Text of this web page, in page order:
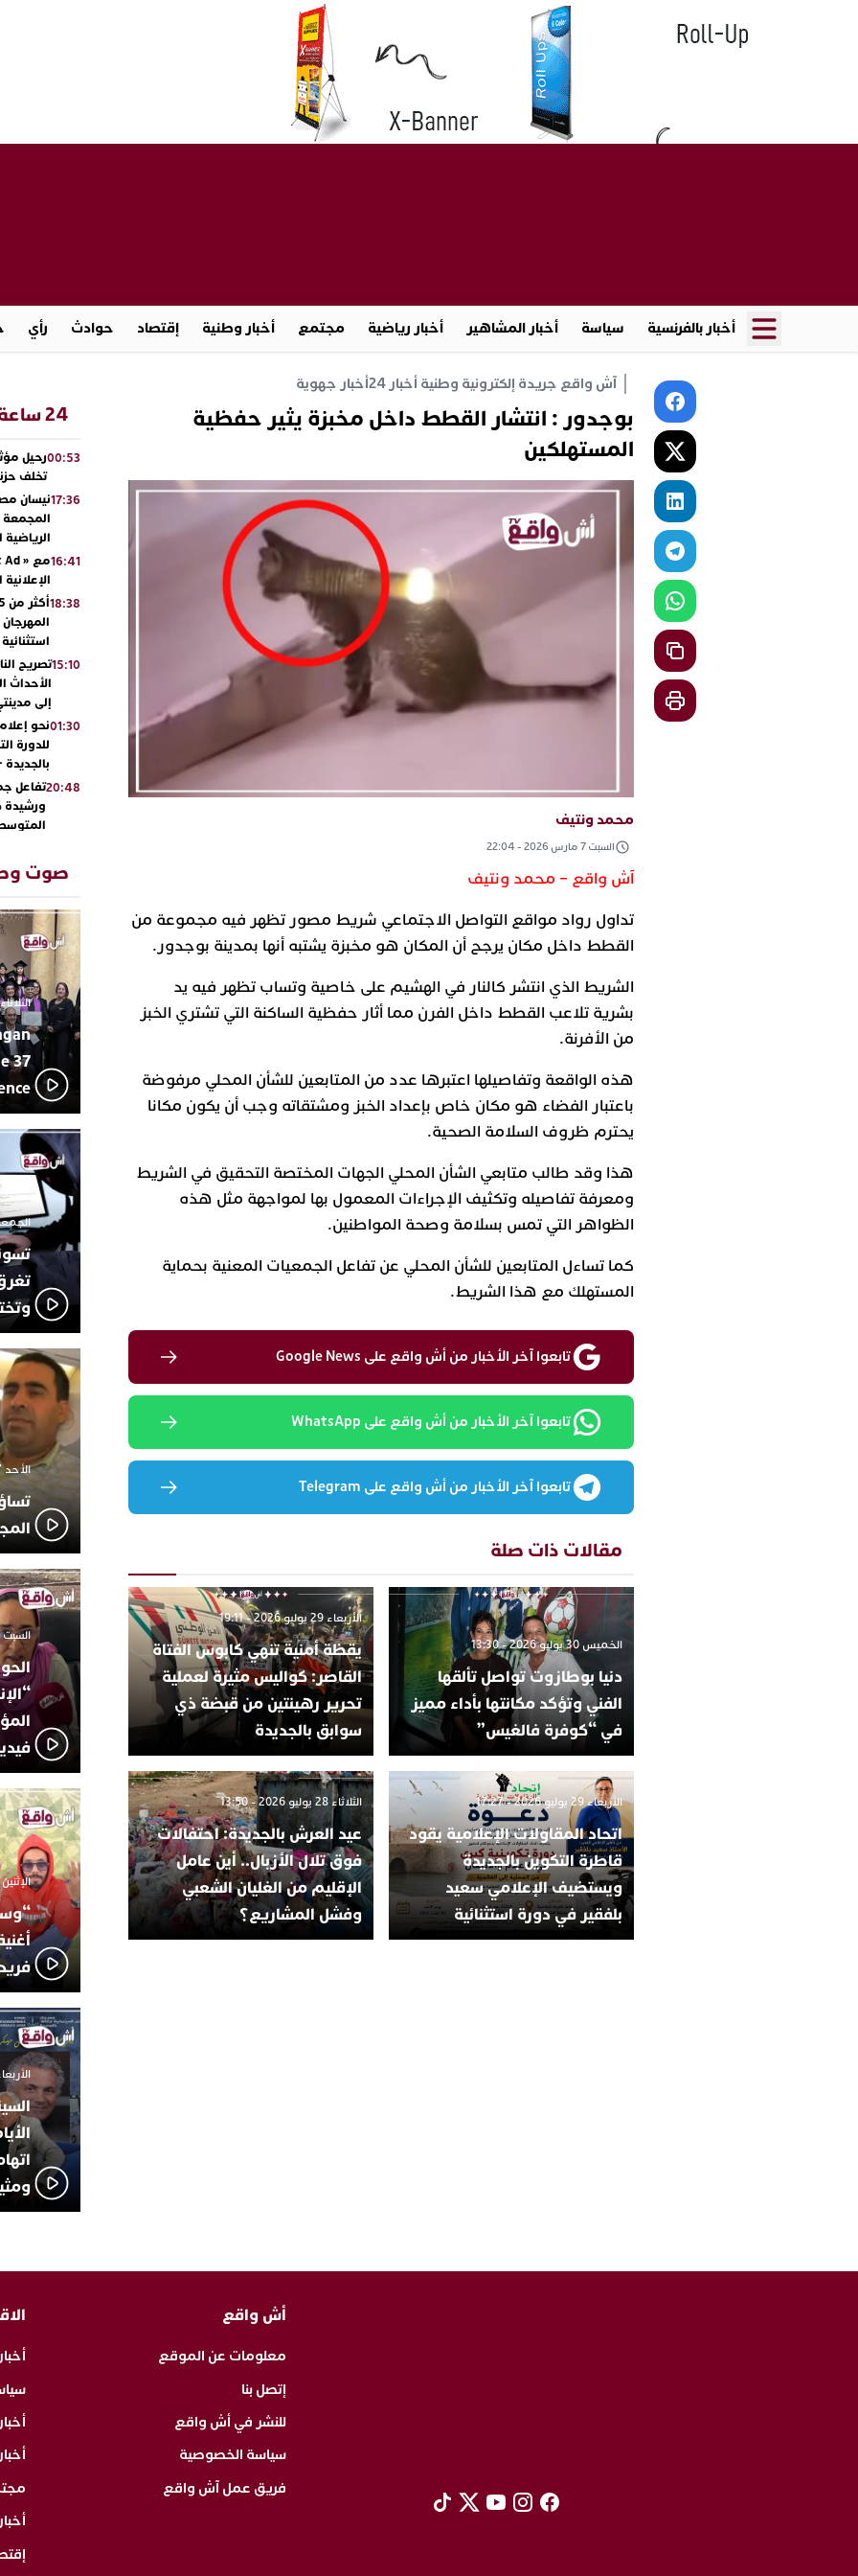
أخبار بالفرنسية سياسة أخبار المشاهير أخبار رياضية مجتمع أخبار وطنية إقتصاد حوادث رأي
آش واقع جريدة إلكترونية وطنية أخبار 24 أخبار جهوية
بوجدور : انتشار القطط داخل مخبزة يثير حفظية
المستهلكين
محمد ونتيف
السبت 7 مارس 2026 - 22:04
آش واقع – محمد ونتيف
تداول رواد مواقع التواصل الاجتماعي شريط مصور تظهر فيه مجموعة من
القطط داخل مكان يرجح أن المكان هو مخبزة يشتبه أنها بمدينة بوجدور.
الشريط الذي انتشر كالنار في الهشيم على خاصية وتساب تظهر فيه يد
بشرية تلاعب القطط داخل الفرن مما أثار حفظية الساكنة التي تشتري الخبز
من الأفرنة.
هذه الواقعة وتفاصيلها اعتبرها عدد من المتابعين للشأن المحلي مرفوضة
باعتبار الفضاء هو مكان خاص بإعداد الخبز ومشتقاته وجب أن يكون مكانا
يحترم ظروف السلامة الصحية.
هذا وقد طالب متابعي الشأن المحلي الجهات المختصة التحقيق في الشريط
ومعرفة تفاصيله وتكثيف الإجراءات المعمول بها لمواجهة مثل هذه
الظواهر التي تمس بسلامة وصحة المواطنين.
كما تساءل المتابعين للشأن المحلي عن تفاعل الجمعيات المعنية بحماية
المستهلك مع هذا الشريط.
تابعوا آخر الأخبار من أش واقع على Google News
تابعوا آخر الأخبار من أش واقع على WhatsApp
تابعوا آخر الأخبار من أش واقع على Telegram
مقالات ذات صلة
الخميس 30 يوليو 2026 - 13:30
دنيا بوطازوت تواصل تألقها
الفني وتؤكد مكانتها بأداء مميز
في “كوفرة فالغيس”
الأربعاء 29 يوليو 2026 - 19:11
يقظة أمنية تنهي كابوس الفتاة
القاصر: كواليس مثيرة لعملية
تحرير رهينتين من قبضة ذي
سوابق بالجديدة
الأربعاء 29 يوليو 2026 - 17:27
اتحاد المقاولات الإعلامية يقود
قاطرة التكوين بالجديدة
ويستضيف الإعلامي سعيد
بلفقير في دورة استثنائية
الثلاثاء 28 يوليو 2026 - 13:50
عيد العرش بالجديدة: احتفالات
فوق تلال الأزبال.. أين عامل
الإقليم من الغليان الشعبي
وفشل المشاريع؟
24 ساعة
00:53رحيل
تخلف
17:36نيسان
المجمعة
16:41
18:38
استثنائية
15:10تصريح
الأحداث
إلى
01:30نحو
للدورة
20:48تفاعل
ورشيدة
العرش
بن زايد
13:30دنيا
بأداء
19:11 يقظة
مثيرة
بالجديدة
17:27
اتحاد
دورة
23:18ترسيخا
فعاليات
بمركز
17:36 من الراب
مهرجان
صوت
الثلاثاء 10 مارس 2026 -
37
الجمعة 26 ديسمبر
الأحد 7 ديسمبر 2025 - 21:42
السبت 18 أكتوبر 2025 - 14:35
الإثنين 6 أكتوبر 2025 - 17:31
فريد
الأربعاء 24 سبتمبر 2025 -
أش واقع
معلومات عن الموقع
إتصل بنا
للنشر في أش واقع
سياسة الخصوصية
فريق عمل آش واقع